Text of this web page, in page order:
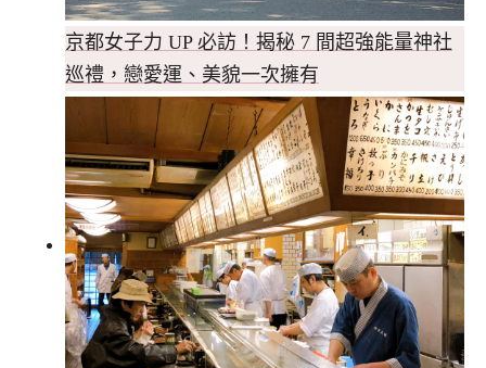
京都女子力 UP 必訪！揭秘 7 間超強能量神社
巡禮，戀愛運、美貌一次擁有